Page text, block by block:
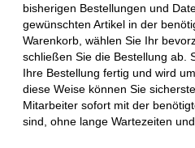
bisherigen Bestellungen und
gewünschten Artikel in der
Warenkorb, wählen Sie Ihr
schließen Sie die Bestellung ab.
Ihre Bestellung fertig und wird
diese Weise können Sie
Mitarbeiter sofort mit der
sind, ohne lange Wartezeiten